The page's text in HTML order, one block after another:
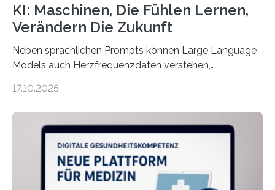
KI: Maschinen, Die Fühlen Lernen,
Verändern Die Zukunft
Neben sprachlichen Prompts können Large Language
Models auch Herzfrequenzdaten verstehen,
haben Dr. Morris Gellisch, ehemals an der Ruhr-
und Boris Burr von der Ruhr-Universität Bochum in
dafür eine technische Schnittstelle, über die
physiologische Daten in Echtzeit an das Sprachmodell
übermittelt werden können. Die Künstliche Intelligenz
17.10.2025